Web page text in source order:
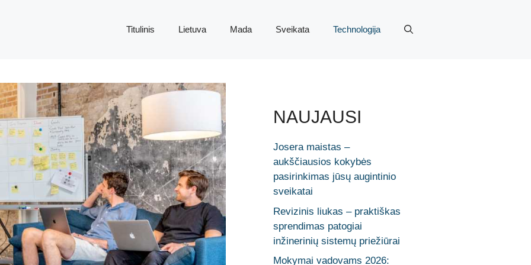
Titulinis Lietuva Mada Sveikata Technologija
NAUJAUSI
Josera maistas –
aukščiausios kokybės
pasirinkimas jūsų augintinio
sveikatai
Revizinis liukas – praktiškas
sprendimas patogiai
inžinerinių sistemų priežiūrai
Mokymai vadovams 2026: